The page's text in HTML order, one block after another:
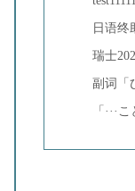
日语终
瑞士
副词「
「···